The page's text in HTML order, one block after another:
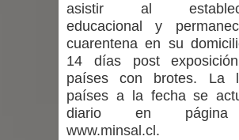
asistir al
educacional y
cuarentena en su
14 días post
países con brotes. La
países a la fecha se
diario en
www.minsal.cl .